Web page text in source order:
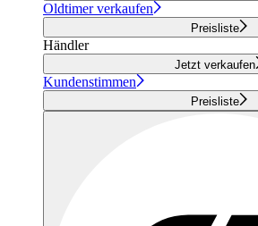
Oldtimer verkaufen
Preisliste
Händler
Jetzt verkaufen
Kundenstimmen
Preisliste